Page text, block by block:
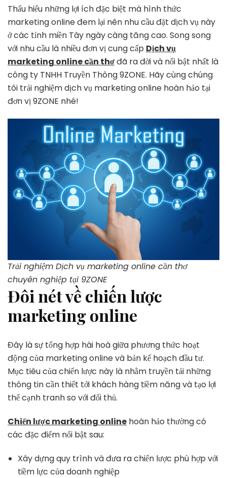
marketing
online
cần
thơ
chuyên
nghiệp
Thấu hiểu những lợi ích đặc biệt mà hình thức
marketing online đem lại nên nhu cầu đặt dịch vụ này
ở các tỉnh miền Tây ngày càng tăng cao. Song song
với nhu cầu là nhiều đơn vị cung cấp Dịch vụ
marketing online cần thơđã ra đời và nổi bật nhất là
công ty TNHH Truyền Thông 9ZONE. Hãy cùng chúng
tôi trải nghiệm dịch vụ marketing online hoàn hảo tại
đơn vị 9ZONE nhé!
Trải nghiệm Dịch vụ marketing online cần thơ
chuyên nghiệp tại 9ZONE
Đôi nét về chiến lược
marketing online
Đây là sự tổng hợp hài hoà giữa phương thức hoạt
động của marketing online và bản kế hoạch đầu tư.
Mục tiêu của chiến lược này là nhằm truyền tải những
thông tin cần thiết tới khách hàng tiềm năng và tạo lợi
thế cạnh tranh so với đối thủ.
Chiến lược marketing online hoàn hảo thường có
các đặc điểm nổi bật sau:
Xây dựng quy trình và đưa ra chiến lược phù hợp với
tiềm lực của doanh nghiệp